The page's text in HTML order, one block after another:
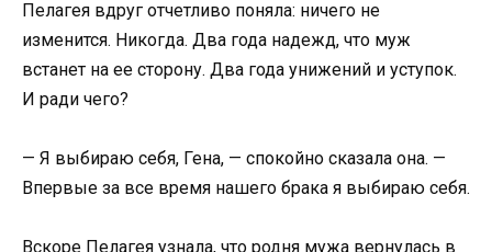
Пелагея вдруг отчетливо поняла: ничего не
изменится. Никогда. Два года надежд, что муж
встанет на ее сторону. Два года унижений и уступок.
И ради чего?
— Я выбираю себя, Гена, — спокойно сказала она. —
Впервые за все время нашего брака я выбираю себя.
Вскоре Пелагея узнала, что родня мужа вернулась в